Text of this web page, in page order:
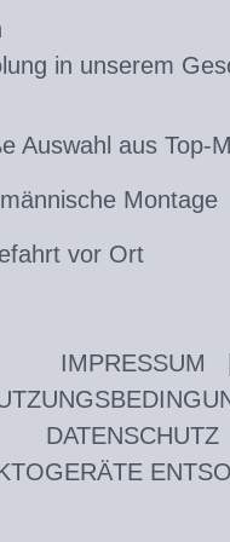
in unserem
Auswahl aus Top-
Montage
vor Ort
IMPRESSUM
DATENSCHUTZ